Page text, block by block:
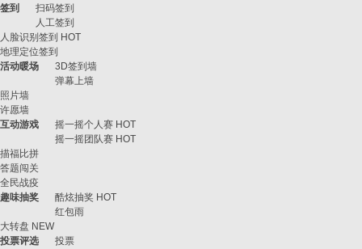
签到
扫码签到
人工签到
人脸识别签到 HOT
地理定位签到
活动暖场
3D签到墙
弹幕上墙
照片墙
许愿墙
互动游戏
摇一摇个人赛 HOT
摇一摇团队赛 HOT
描福比拼
答题闯关
全民战疫
趣味抽奖
酷炫抽奖 HOT
红包雨
大转盘 NEW
投票评选
投票